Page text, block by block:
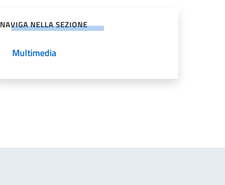
NAVIGA NELLA SEZIONE
Multimedia